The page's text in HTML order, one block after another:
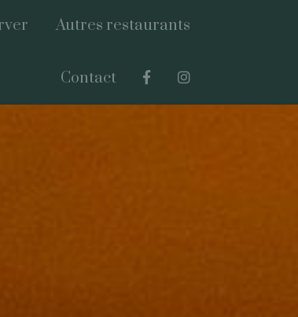
Autres restaurants
Contact